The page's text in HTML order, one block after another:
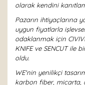
olarak kendini
Pazarın ihtiyaçlarına
uygun fiyatlarla
odaklanmak için CIVIVI
KNIFE ve SENCUT ile
oldu.
WE'nin yenilikçi
karbon fiber, micarta,